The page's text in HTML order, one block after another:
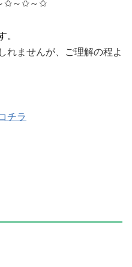
✩～✩～✩
。
れませんが、ご理解の程よ
チラ